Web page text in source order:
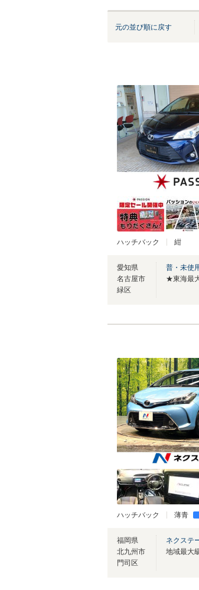
元の並び順に戻す
ハッチバック 紺
愛知県
名古屋市
緑区
普・未使
ハッチバック 薄青
福岡県
北九州市
門司区
ネクステ